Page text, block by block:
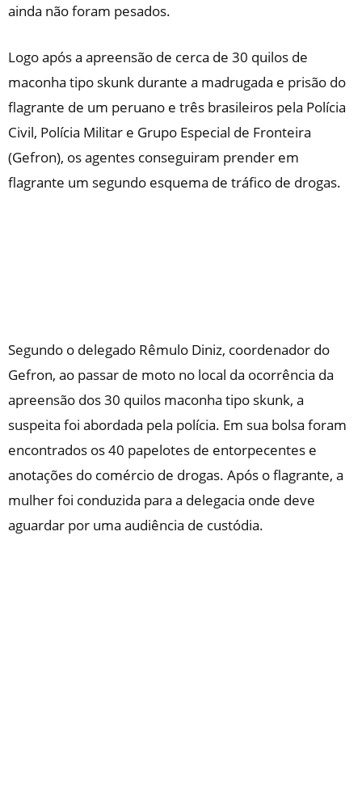
ainda não foram pesados.
Logo após a apreensão de cerca de 30 quilos de
maconha tipo skunk durante a madrugada e prisão do
flagrante de um peruano e três brasileiros pela Polícia
Civil, Polícia Militar e Grupo Especial de Fronteira
(Gefron), os agentes conseguiram prender em
flagrante um segundo esquema de tráfico de drogas.
Segundo o delegado Rêmulo Diniz, coordenador do
Gefron, ao passar de moto no local da ocorrência da
apreensão dos 30 quilos maconha tipo skunk, a
suspeita foi abordada pela polícia. Em sua bolsa foram
encontrados os 40 papelotes de entorpecentes e
anotações do comércio de drogas. Após o flagrante, a
mulher foi conduzida para a delegacia onde deve
aguardar por uma audiência de custódia.